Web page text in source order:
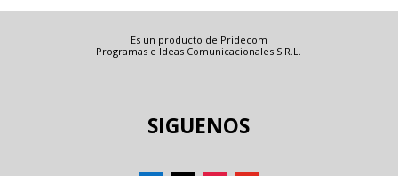
Es un producto de Pridecom
Programas e Ideas Comunicacionales S.R.L.
SIGUENOS